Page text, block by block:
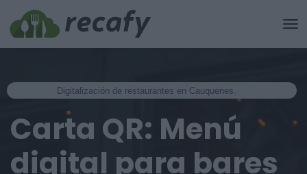
Digitalización de restaurantes en Cauquenes.
Carta QR: Menú
digital para bares